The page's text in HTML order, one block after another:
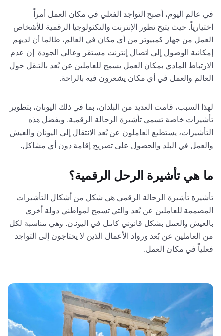
في عالم اليوم، أصبح التواجد الفعلي في مكان العمل أمراً
اختيارياً. حيث يتيح تطور الإنترنت والتكنولوجيا الرقمية للأشخاص
العمل من جهاز كمبيوتر من أي مكان في العالم، طالما أن لديهم
إمكانية الوصول إلى اتصال إنترنت مستقر وعالي الجودة. إن عدم
الارتباط المادي بمكان العمل يسمح للعاملين عن بُعد بالتنقل حول
العالم والعمل في أي مكان يشعرون فيه بالراحة.
لهذا السبب، قامت العديد من البلدان، بما في ذلك اليونان، بتطوير
تأشيرات خاصة تسمى تأشيرة الرحالة الرقمية. وبفضل هذه
التأشيرات، يستطيع العاملون عن بُعد الانتقال إلى اليونان والعيش
والعمل في البلد والحصول على تصريح إقامة دون أي مشاكل.
ما هي تأشيرة الرحل الرقمية؟
تأشيرة تأشيرة الرحالة الرقمي هي شكل من أشكال التأشيرات
المصممة للعاملين عن بُعد والتي تسمح لمواطني دولة أخرى
بالعيش والعمل بشكل قانوني كامل في اليونان. وهي مناسبة لكل
من العاملين عن بُعد ورواد الأعمال الذين لا يحتاجون إلى التواجد
فعلياً في مكان العمل.